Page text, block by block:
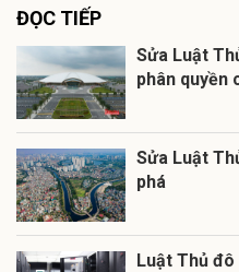
ĐỌC TIẾP
Sửa Luật
phân quyền
Sửa Luật
phá
Luật Thủ